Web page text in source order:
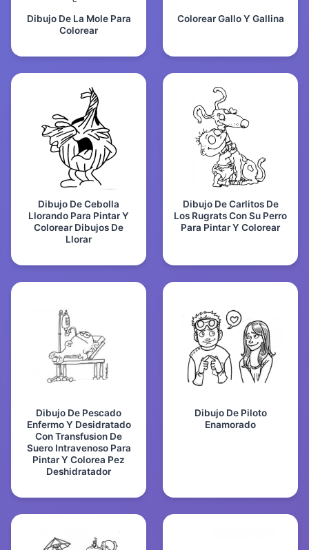
Dibujo De La Mole Para
Colorear
Colorear Gallo Y Gallina
Dibujo De Cebolla
Llorando Para Pintar Y
Colorear Dibujos De
Llorar
Dibujo De Carlitos De
Los Rugrats Con Su Perro
Para Pintar Y Colorear
Dibujo De Pescado
Enfermo Y Desidratado
Con Transfusion De
Suero Intravenoso Para
Pintar Y Colorea Pez
Deshidratador
Dibujo De Piloto
Enamorado